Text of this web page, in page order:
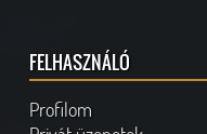
FELHASZNÁLÓ
Profilom